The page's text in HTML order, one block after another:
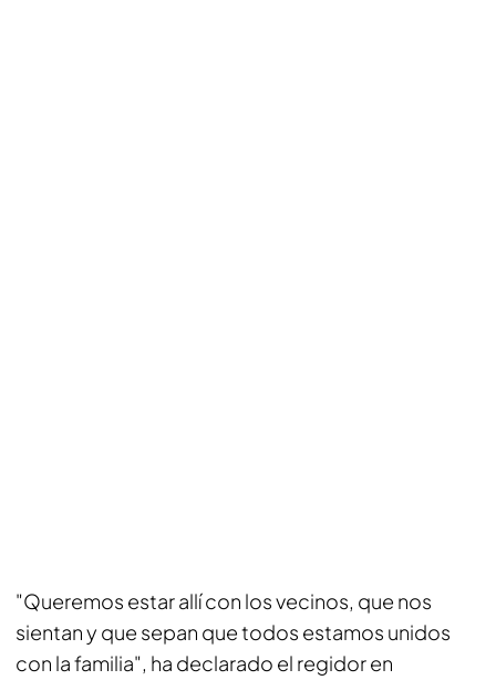
"Queremos estar allí con los vecinos, que nos
sientan y que sepan que todos estamos unidos
con la familia", ha declarado el regidor en